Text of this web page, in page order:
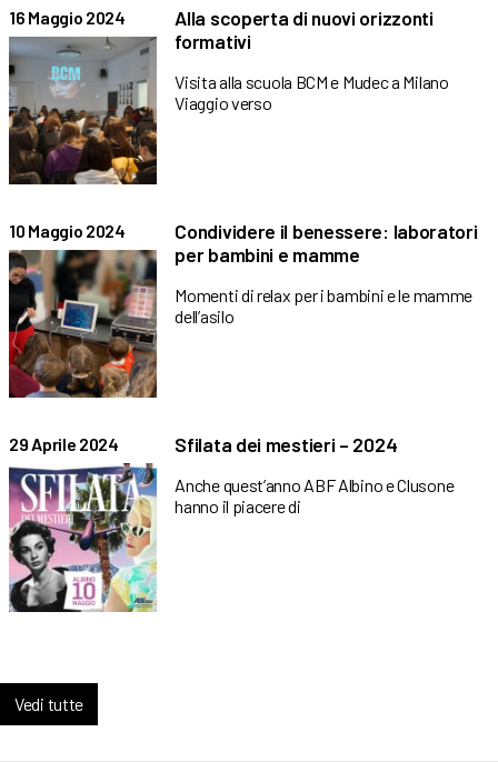
16 Maggio 2024
Alla scoperta di nuovi orizzonti
formativi
Visita alla scuola BCM e Mudec a Milano
Viaggio verso
10 Maggio 2024
Condividere il benessere: laboratori
per bambini e mamme
Momenti di relax per i bambini e le mamme
dell’asilo
29 Aprile 2024 Sfilata dei mestieri – 2024
Anche quest’anno ABF Albino e Clusone
hanno il piacere di
Vedi tutte